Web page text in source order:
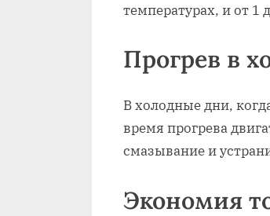
температурах, и от 1
Прогрев в
В холодные дни,
время прогрева
смазывание и
Экономия